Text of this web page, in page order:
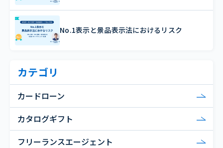
No.1表示と景品表示法におけるリスク
カテゴリ
カードローン
カタログギフト
フリーランスエージェント